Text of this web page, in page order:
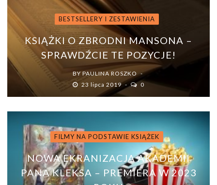
BESTSELLERY I ZESTAWIENIA
KSIĄŻKI O ZBRODNI MANSONA –
SPRAWDŹCIE TE POZYCJE!
BY PAULINA ROSZKO
23 lipca 2019
0
FILMY NA PODSTAWIE KSIĄŻEK
NOWA EKRANIZACJA AKADEMII
PANA KLEKSA – PREMIERA W 2023